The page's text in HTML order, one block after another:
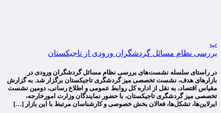
پ
بررسی نظام مسائل گردشگران ورودی از تاجیکستان
در راستای سلسله نشست‌های بررسی نظام مسائل گردشگران ورودی در
بازارهای هدف، نشست تخصصی میز گردشگری تاجیکستان برگزار شد. به گزارش
مقیاس اقتصاد، به نقل از اداره کل روابط عمومی و اطلاع رسانی، دومین نشست
تخصصی میز گردشگری تاجیکستان، با حضور نمایندگان وزارت امورخارجه،
ایرلاین‌ها، تشکل‌ها، فعالان بخش خصوصی و کارشناسان مرتبط با این بازار […]